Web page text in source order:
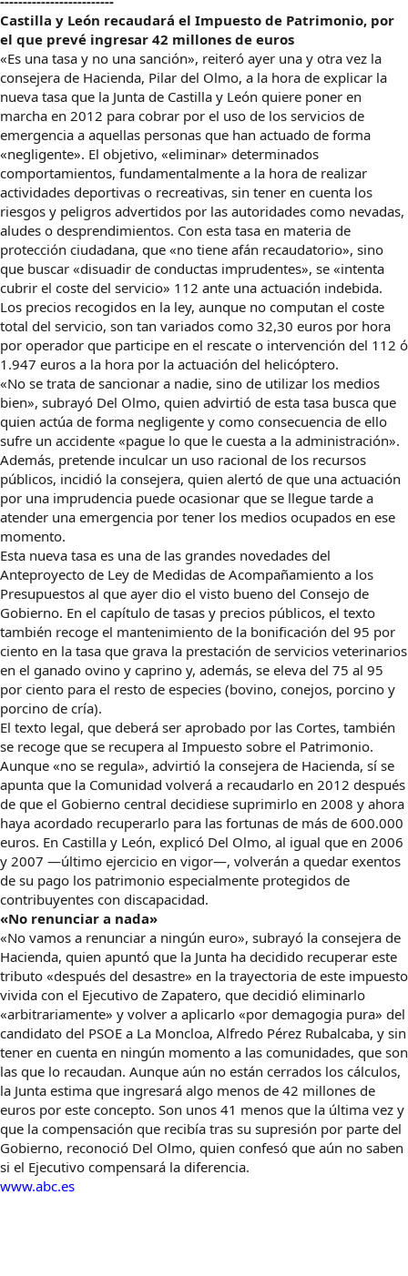
Castilla y León recaudará el Impuesto de Patrimonio, por
el que prevé ingresar 42 millones de euros
«Es una tasa y no una sanción», reiteró ayer una y otra vez la
consejera de Hacienda, Pilar del Olmo, a la hora de explicar la
nueva tasa que la Junta de Castilla y León quiere poner en
marcha en 2012 para cobrar por el uso de los servicios de
emergencia a aquellas personas que han actuado de forma
«negligente». El objetivo, «eliminar» determinados
comportamientos, fundamentalmente a la hora de realizar
actividades deportivas o recreativas, sin tener en cuenta los
riesgos y peligros advertidos por las autoridades como nevadas,
aludes o desprendimientos. Con esta tasa en materia de
protección ciudadana, que «no tiene afán recaudatorio», sino
que buscar «disuadir de conductas imprudentes», se «intenta
cubrir el coste del servicio» 112 ante una actuación indebida.
Los precios recogidos en la ley, aunque no computan el coste
total del servicio, son tan variados como 32,30 euros por hora
por operador que participe en el rescate o intervención del 112 ó
1.947 euros a la hora por la actuación del helicóptero.
«No se trata de sancionar a nadie, sino de utilizar los medios
bien», subrayó Del Olmo, quien advirtió de esta tasa busca que
quien actúa de forma negligente y como consecuencia de ello
sufre un accidente «pague lo que le cuesta a la administración».
Además, pretende inculcar un uso racional de los recursos
públicos, incidió la consejera, quien alertó de que una actuación
por una imprudencia puede ocasionar que se llegue tarde a
atender una emergencia por tener los medios ocupados en ese
momento.
Esta nueva tasa es una de las grandes novedades del
Anteproyecto de Ley de Medidas de Acompañamiento a los
Presupuestos al que ayer dio el visto bueno del Consejo de
Gobierno. En el capítulo de tasas y precios públicos, el texto
también recoge el mantenimiento de la bonificación del 95 por
ciento en la tasa que grava la prestación de servicios veterinarios
en el ganado ovino y caprino y, además, se eleva del 75 al 95
por ciento para el resto de especies (bovino, conejos, porcino y
porcino de cría).
El texto legal, que deberá ser aprobado por las Cortes, también
se recoge que se recupera al Impuesto sobre el Patrimonio.
Aunque «no se regula», advirtió la consejera de Hacienda, sí se
apunta que la Comunidad volverá a recaudarlo en 2012 después
de que el Gobierno central decidiese suprimirlo en 2008 y ahora
haya acordado recuperarlo para las fortunas de más de 600.000
euros. En Castilla y León, explicó Del Olmo, al igual que en 2006
y 2007 —último ejercicio en vigor—, volverán a quedar exentos
de su pago los patrimonio especialmente protegidos de
contribuyentes con discapacidad.
«No renunciar a nada»
«No vamos a renunciar a ningún euro», subrayó la consejera de
Hacienda, quien apuntó que la Junta ha decidido recuperar este
tributo «después del desastre» en la trayectoria de este impuesto
vivida con el Ejecutivo de Zapatero, que decidió eliminarlo
«arbitrariamente» y volver a aplicarlo «por demagogia pura» del
candidato del PSOE a La Moncloa, Alfredo Pérez Rubalcaba, y sin
tener en cuenta en ningún momento a las comunidades, que son
las que lo recaudan. Aunque aún no están cerrados los cálculos,
la Junta estima que ingresará algo menos de 42 millones de
euros por este concepto. Son unos 41 menos que la última vez y
que la compensación que recibía tras su supresión por parte del
Gobierno, reconoció Del Olmo, quien confesó que aún no saben
si el Ejecutivo compensará la diferencia.
www.abc.es